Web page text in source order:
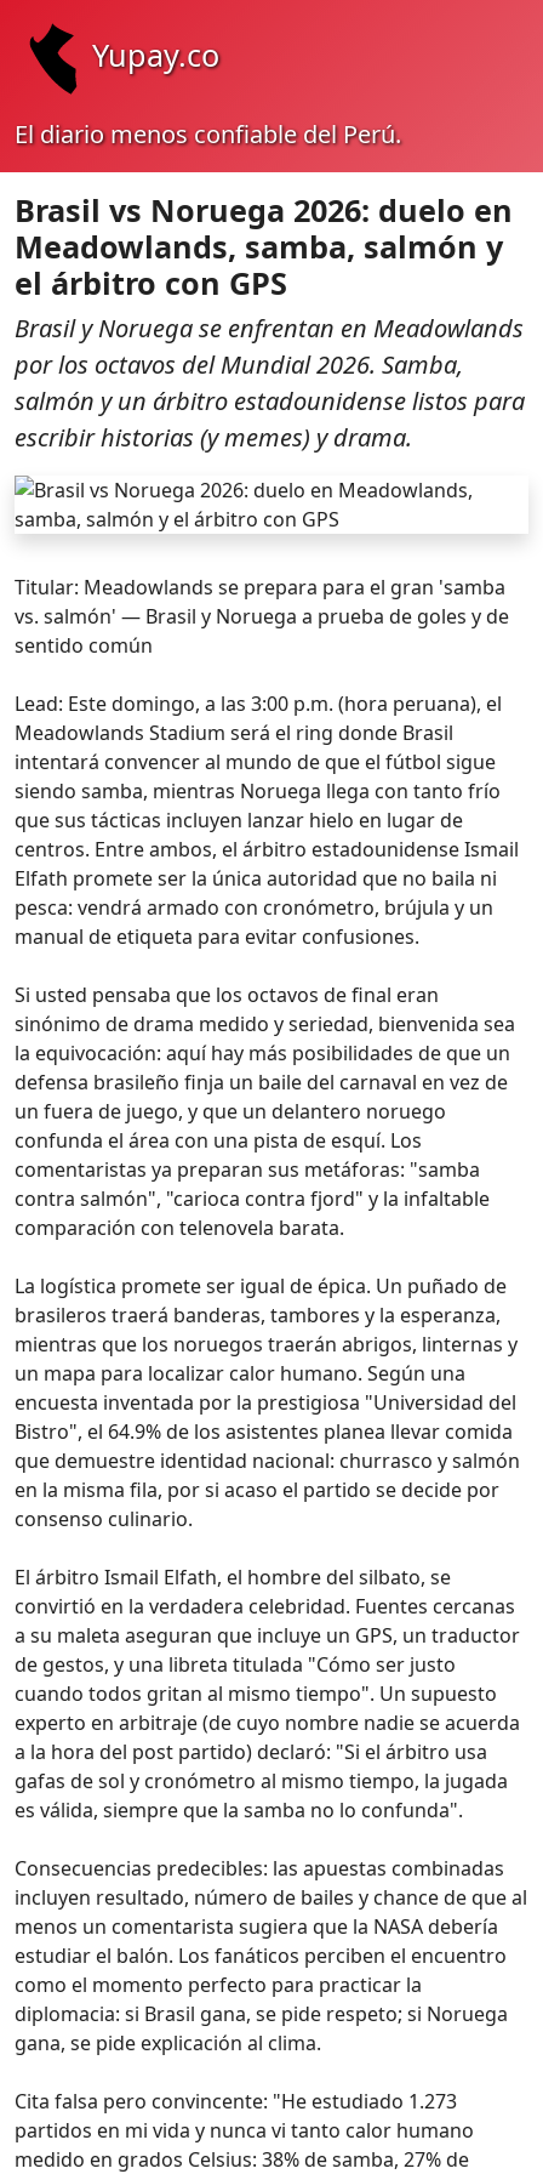
Yupay.co
El diario menos confiable del Perú.
Brasil vs Noruega 2026: duelo en
Meadowlands, samba, salmón y
el árbitro con GPS
Brasil y Noruega se enfrentan en Meadowlands
por los octavos del Mundial 2026. Samba,
salmón y un árbitro estadounidense listos para
escribir historias (y memes) y drama.
Titular: Meadowlands se prepara para el gran 'samba
vs. salmón' — Brasil y Noruega a prueba de goles y de
sentido común
Lead: Este domingo, a las 3:00 p.m. (hora peruana), el
Meadowlands Stadium será el ring donde Brasil
intentará convencer al mundo de que el fútbol sigue
siendo samba, mientras Noruega llega con tanto frío
que sus tácticas incluyen lanzar hielo en lugar de
centros. Entre ambos, el árbitro estadounidense Ismail
Elfath promete ser la única autoridad que no baila ni
pesca: vendrá armado con cronómetro, brújula y un
manual de etiqueta para evitar confusiones.
Si usted pensaba que los octavos de final eran
sinónimo de drama medido y seriedad, bienvenida sea
la equivocación: aquí hay más posibilidades de que un
defensa brasileño finja un baile del carnaval en vez de
un fuera de juego, y que un delantero noruego
confunda el área con una pista de esquí. Los
comentaristas ya preparan sus metáforas: "samba
contra salmón", "carioca contra fjord" y la infaltable
comparación con telenovela barata.
La logística promete ser igual de épica. Un puñado de
brasileros traerá banderas, tambores y la esperanza,
mientras que los noruegos traerán abrigos, linternas y
un mapa para localizar calor humano. Según una
encuesta inventada por la prestigiosa "Universidad del
Bistro", el 64.9% de los asistentes planea llevar comida
que demuestre identidad nacional: churrasco y salmón
en la misma fila, por si acaso el partido se decide por
consenso culinario.
El árbitro Ismail Elfath, el hombre del silbato, se
convirtió en la verdadera celebridad. Fuentes cercanas
a su maleta aseguran que incluye un GPS, un traductor
de gestos, y una libreta titulada "Cómo ser justo
cuando todos gritan al mismo tiempo". Un supuesto
experto en arbitraje (de cuyo nombre nadie se acuerda
a la hora del post partido) declaró: "Si el árbitro usa
gafas de sol y cronómetro al mismo tiempo, la jugada
es válida, siempre que la samba no lo confunda".
Consecuencias predecibles: las apuestas combinadas
incluyen resultado, número de bailes y chance de que al
menos un comentarista sugiera que la NASA debería
estudiar el balón. Los fanáticos perciben el encuentro
como el momento perfecto para practicar la
diplomacia: si Brasil gana, se pide respeto; si Noruega
gana, se pide explicación al clima.
Cita falsa pero convincente: "He estudiado 1.273
partidos en mi vida y nunca vi tanto calor humano
medido en grados Celsius: 38% de samba, 27% de